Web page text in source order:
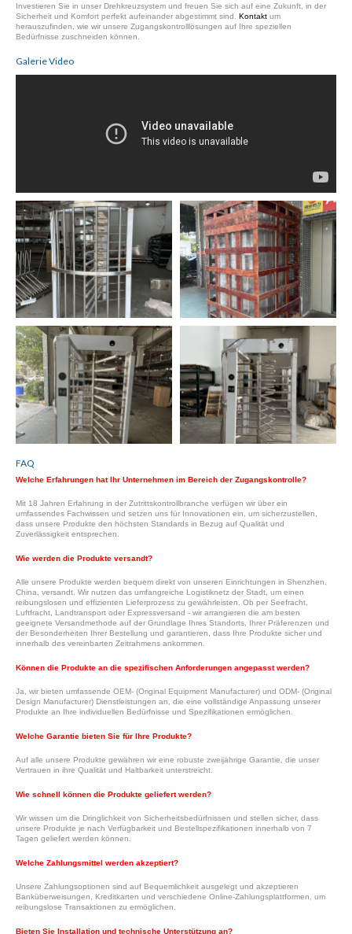
Investieren Sie in unser Drehkreuzsystem und freuen Sie sich auf eine Zukunft, in der
Sicherheit und Komfort perfekt aufeinander abgestimmt sind.
Kontakt um
herauszufinden, wie wir unsere Zugangskontrolllösungen auf Ihre speziellen
Bedürfnisse zuschneiden können.
Galerie Video
FAQ
Welche Erfahrungen hat Ihr Unternehmen im Bereich der Zugangskontrolle?
Mit 18 Jahren Erfahrung in der Zutrittskontrollbranche verfügen wir über ein
umfassendes Fachwissen und setzen uns für Innovationen ein, um sicherzustellen,
dass unsere Produkte den höchsten Standards in Bezug auf Qualität und
Zuverlässigkeit entsprechen.
Wie werden die Produkte versandt?
Alle unsere Produkte werden bequem direkt von unseren Einrichtungen in Shenzhen,
China, versandt. Wir nutzen das umfangreiche Logistiknetz der Stadt, um einen
reibungslosen und effizienten Lieferprozess zu gewährleisten. Ob per Seefracht,
Luftfracht, Landtransport oder Expressversand - wir arrangieren die am besten
geeignete Versandmethode auf der Grundlage Ihres Standorts, Ihrer Präferenzen und
der Besonderheiten Ihrer Bestellung und garantieren, dass Ihre Produkte sicher und
innerhalb des vereinbarten Zeitrahmens ankommen.
Können die Produkte an die spezifischen Anforderungen angepasst werden?
Ja, wir bieten umfassende OEM- (Original Equipment Manufacturer) und ODM- (Original
Design Manufacturer) Dienstleistungen an, die eine vollständige Anpassung unserer
Produkte an Ihre individuellen Bedürfnisse und Spezifikationen ermöglichen.
Welche Garantie bieten Sie für Ihre Produkte?
Auf alle unsere Produkte gewähren wir eine robuste zweijährige Garantie, die unser
Vertrauen in ihre Qualität und Haltbarkeit unterstreicht.
Wie schnell können die Produkte geliefert werden?
Wir wissen um die Dringlichkeit von Sicherheitsbedürfnissen und stellen sicher, dass
unsere Produkte je nach Verfügbarkeit und Bestellspezifikationen innerhalb von 7
Tagen geliefert werden können.
Welche Zahlungsmittel werden akzeptiert?
Unsere Zahlungsoptionen sind auf Bequemlichkeit ausgelegt und akzeptieren
Banküberweisungen, Kreditkarten und verschiedene Online-Zahlungsplattformen, um
reibungslose Transaktionen zu ermöglichen.
Bieten Sie Installation und technische Unterstützung an?